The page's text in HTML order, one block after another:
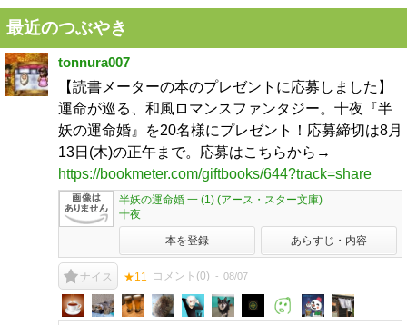
最近のつぶやき
tonnura007
【読書メーターの本のプレゼントに応募しました】
運命が巡る、和風ロマンスファンタジー。十夜『半
妖の運命婚』を20名様にプレゼント！応募締切は8月
13日(木)の正午まで。応募はこちらから→
https://bookmeter.com/giftbooks/644?track=share
半妖の運命婚 一 (1) (アース・スター文庫)
十夜
本を登録 あらすじ・内容
ナイス ★11 コメント(0) 08/07